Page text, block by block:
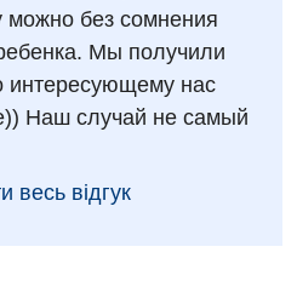
без сомнения
Мы получили
нас
Наш случай не самый
весь відгук